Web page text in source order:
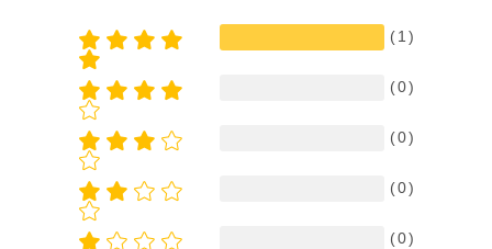
(1)
(0)
(0)
(0)
(0)